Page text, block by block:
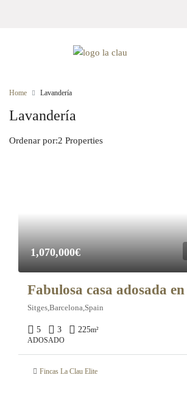
Home Lavandería
Lavandería
2 Properties
Ordenar por:
1,070,000€
Sitges,Barcelona,Spain
5 3 225m²
ADOSADO
Fincas La Clau Elite